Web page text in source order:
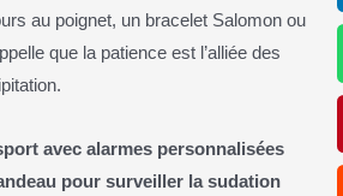
au poignet, un bracelet Salomon ou
que la patience est l’alliée des
avec alarmes personnalisées
pour surveiller la sudation